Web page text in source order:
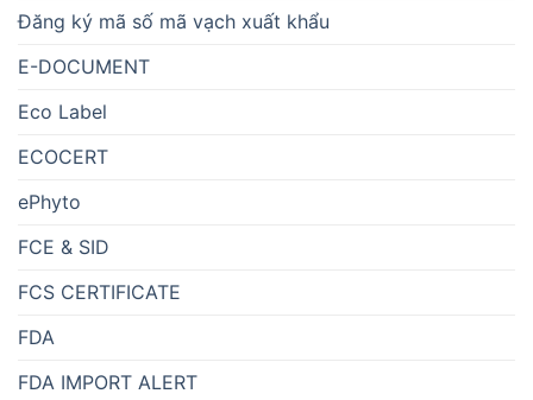
Đăng ký mã số mã vạch xuất khẩu
E-DOCUMENT
Eco Label
ECOCERT
ePhyto
FCE & SID
FCS CERTIFICATE
FDA
FDA IMPORT ALERT